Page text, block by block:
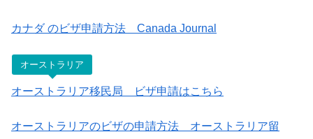
カナダ のビザ申請方法 Canada Journal
オーストラリア
オーストラリア移民局 ビザ申請はこちら
オーストラリアのビザの申請方法 オーストラリア留